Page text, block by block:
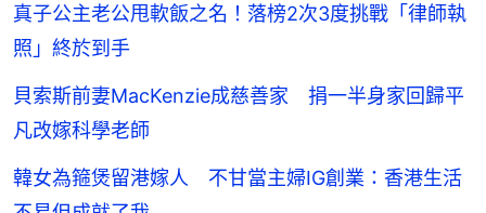
真子公主老公甩軟飯之名！落榜2次3度挑戰「律師執
照」終於到手
貝索斯前妻MacKenzie成慈善家 捐一半身家回歸平
凡改嫁科學老師
韓女為箍煲留港嫁人 不甘當主婦IG創業：香港生活